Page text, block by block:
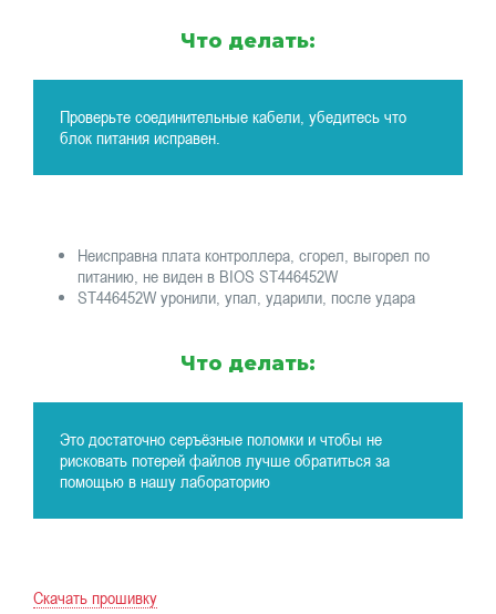
Что делать:
Проверьте соединительные кабели, убедитесь что
блок питания исправен.
Неисправна плата контроллера, сгорел, выгорел по
питанию, не виден в BIOS ST446452W
ST446452W уронили, упал, ударили, после удара
Что делать:
Это достаточно серъёзные поломки и чтобы не
рисковать потерей файлов лучше обратиться за
помощью в нашу лабораторию
Скачать прошивку